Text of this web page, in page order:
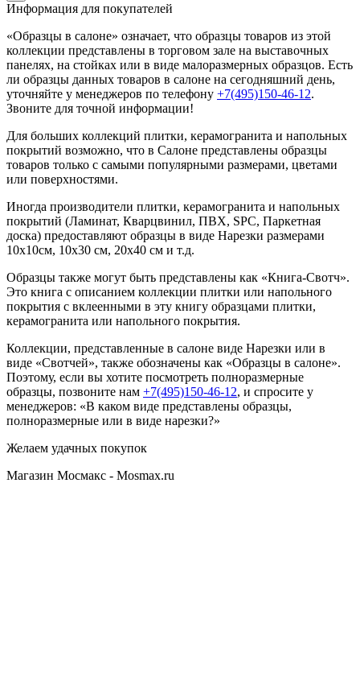
Информация для покупателей
«Образцы в салоне» означает, что образцы товаров из этой
коллекции представлены в торговом зале на выставочных
панелях, на стойках или в виде малоразмерных образцов. Есть
ли образцы данных товаров в салоне на сегодняшний день,
уточняйте у менеджеров по телефону +7(495)150-46-12.
Звоните для точной информации!
Для больших коллекций плитки, керамогранита и напольных
покрытий возможно, что в Салоне представлены образцы
товаров только с самыми популярными размерами, цветами
или поверхностями.
Иногда производители плитки, керамогранита и напольных
покрытий (Ламинат, Кварцвинил, ПВХ, SPC, Паркетная
доска) предоставляют образцы в виде Нарезки размерами
10х10см, 10х30 см, 20х40 см и т.д.
Образцы также могут быть представлены как «Книга-Свотч».
Это книга с описанием коллекции плитки или напольного
покрытия с вклеенными в эту книгу образцами плитки,
керамогранита или напольного покрытия.
Коллекции, представленные в салоне виде Нарезки или в
виде «Свотчей», также обозначены как «Образцы в салоне».
Поэтому, если вы хотите посмотреть полноразмерные
образцы, позвоните нам +7(495)150-46-12, и спросите у
менеджеров: «В каком виде представлены образцы,
полноразмерные или в виде нарезки?»
Желаем удачных покупок
Магазин Мосмакс - Mosmax.ru